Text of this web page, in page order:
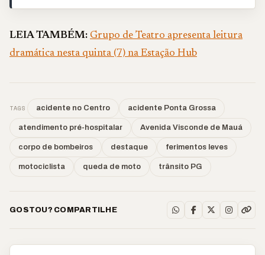
LEIA TAMBÉM: Grupo de Teatro apresenta leitura
dramática nesta quinta (7) na Estação Hub
TAGS acidente no Centro acidente Ponta Grossa
atendimento pré-hospitalar Avenida Visconde de Mauá
corpo de bombeiros destaque ferimentos leves
motociclista queda de moto trânsito PG
GOSTOU? COMPARTILHE